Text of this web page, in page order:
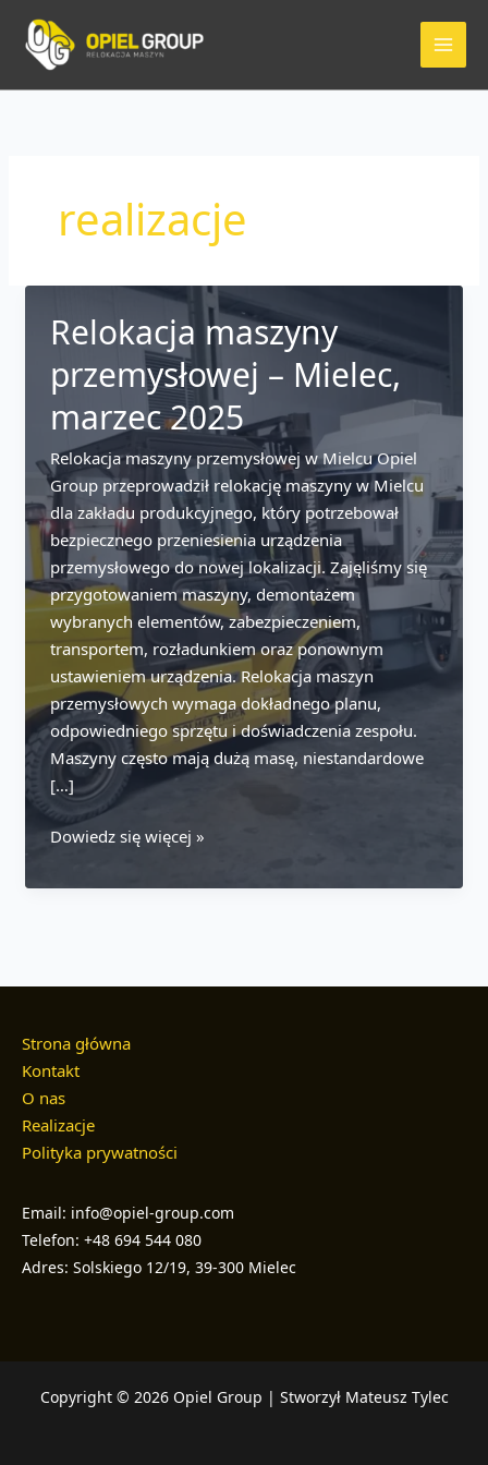
treści
realizacje
Relokacja maszyny
przemysłowej – Mielec,
marzec 2025
Relokacja maszyny przemysłowej w Mielcu Opiel
Group przeprowadził relokację maszyny w Mielcu
dla zakładu produkcyjnego, który potrzebował
bezpiecznego przeniesienia urządzenia
przemysłowego do nowej lokalizacji. Zajęliśmy się
przygotowaniem maszyny, demontażem
wybranych elementów, zabezpieczeniem,
transportem, rozładunkiem oraz ponownym
ustawieniem urządzenia. Relokacja maszyn
przemysłowych wymaga dokładnego planu,
odpowiedniego sprzętu i doświadczenia zespołu.
Maszyny często mają dużą masę, niestandardowe
[…]
Relokacja
przemysłowej
Dowiedz się więcej »
Strona główna
Kontakt
O nas
Realizacje
Polityka prywatności
Email: info@opiel-group.com
Telefon: +48 694 544 080
Adres: Solskiego 12/19, 39-300 Mielec
Copyright © 2026 Opiel Group | Stworzył Mateusz Tylec